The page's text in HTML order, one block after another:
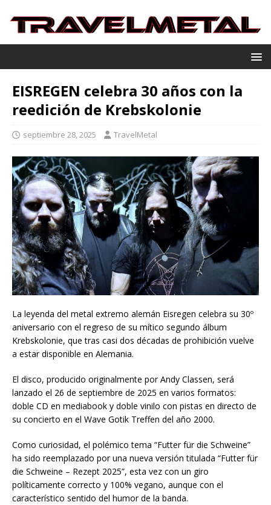
EISREGEN celebra 30 años con la
reedición de Krebskolonie
septiembre 28, 2025 TravelMetal
La leyenda del metal extremo alemán Eisregen celebra su 30º
aniversario con el regreso de su mítico segundo álbum
Krebskolonie, que tras casi dos décadas de prohibición vuelve
a estar disponible en Alemania.
El disco, producido originalmente por Andy Classen, será
lanzado el 26 de septiembre de 2025 en varios formatos:
doble CD en mediabook y doble vinilo con pistas en directo de
su concierto en el Wave Gotik Treffen del año 2000.
Como curiosidad, el polémico tema “Futter für die Schweine”
ha sido reemplazado por una nueva versión titulada “Futter für
die Schweine – Rezept 2025”, esta vez con un giro
políticamente correcto y 100% vegano, aunque con el
característico sentido del humor de la banda.